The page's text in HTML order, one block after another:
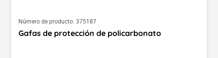
Número de producto: 375187
Gafas de protección de policarbonato